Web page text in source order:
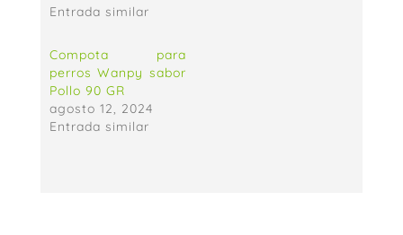
Entrada similar
Compota para
perros Wanpy sabor
Pollo 90 GR
agosto 12, 2024
Entrada similar